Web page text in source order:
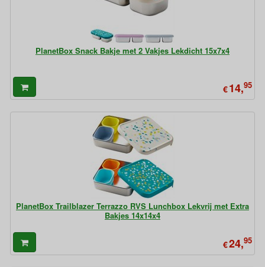
PlanetBox Snack Bakje met 2 Vakjes Lekdicht 15x7x4
€14,95
PlanetBox Trailblazer Terrazzo RVS Lunchbox Lekvrij met Extra
Bakjes 14x14x4
€24,95